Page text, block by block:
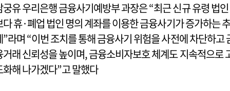
궁유 우리은행 금융사기예방부 과장은 “최근 신규 유령 법인
다 휴·폐업 법인 명의 계좌를 이용한 금융사기가 증가하는 추
”라며 “이번 조치를 통해 금융사기 위험을 사전에 차단하고
거래 신뢰성을 높이며, 금융소비자보호 체계도 지속적으로
화해 나가겠다”고 말했다